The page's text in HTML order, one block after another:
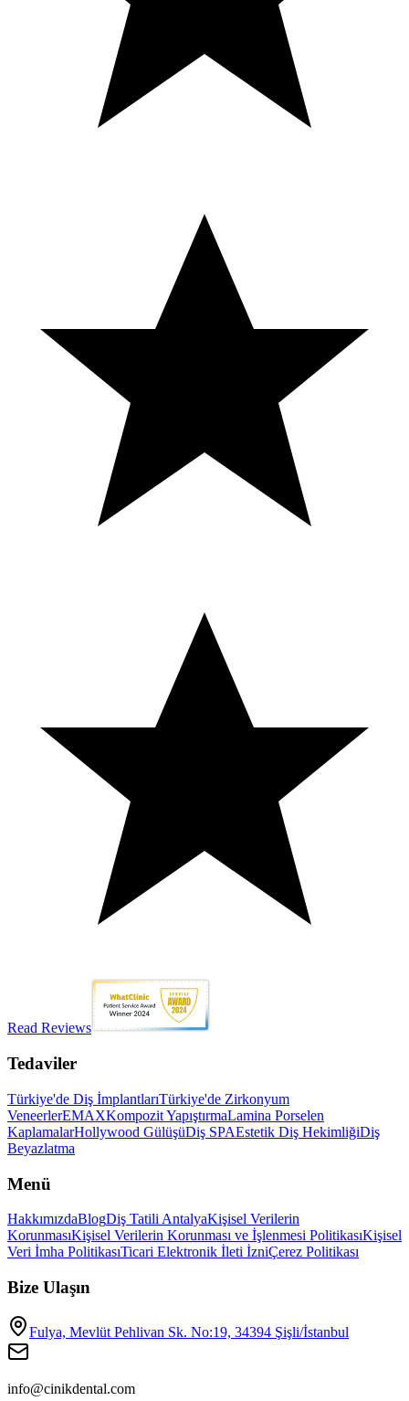
Read Reviews
Tedaviler
Türkiye'de Diş İmplantlarıTürkiye'de Zirkonyum
VeneerlerEMAXKompozit YapıştırmaLamina Porselen
KaplamalarHollywood GülüşüDiş SPAEstetik Diş HekimliğiDiş
Beyazlatma
Menü
HakkımızdaBlogDiş Tatili AntalyaKişisel Verilerin
KorunmasıKişisel Verilerin Korunması ve İşlenmesi PolitikasıKişisel
Veri İmha PolitikasıTicari Elektronik İleti İzniÇerez Politikası
Bize Ulaşın
Fulya, Mevlüt Pehlivan Sk. No:19, 34394 Şişli/İstanbul
info@cinikdental.com